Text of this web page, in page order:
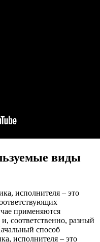
виды
исполнителя – это
применяются
соответственно, разный
способ
исполнителя – это